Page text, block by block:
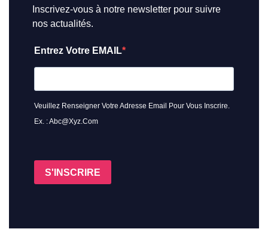
Inscrivez-vous à notre newsletter pour suivre
nos actualités.
Entrez Votre EMAIL
Veuillez Renseigner Votre Adresse Email Pour Vous Inscrire.
Ex. : Abc@xyz.com
S'INSCRIRE